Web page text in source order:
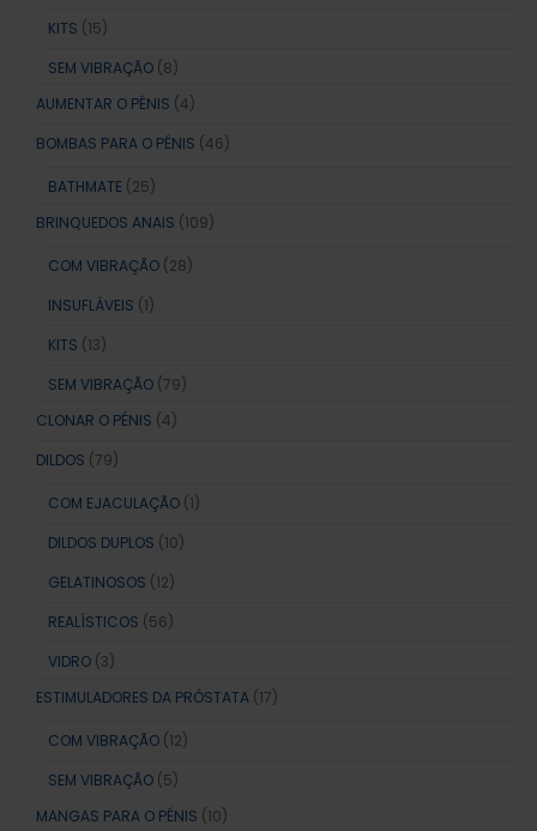
KITS (15)
SEM VIBRAÇÃO (8)
AUMENTAR O PÉNIS (4)
BOMBAS PARA O PÉNIS (46)
BATHMATE (25)
BRINQUEDOS ANAIS (109)
COM VIBRAÇÃO (28)
INSUFLÁVEIS (1)
KITS (13)
SEM VIBRAÇÃO (79)
CLONAR O PÉNIS (4)
DILDOS (79)
COM EJACULAÇÃO (1)
DILDOS DUPLOS (10)
GELATINOSOS (12)
REALÍSTICOS (56)
VIDRO (3)
ESTIMULADORES DA PRÓSTATA (17)
COM VIBRAÇÃO (12)
SEM VIBRAÇÃO (5)
MANGAS PARA O PÉNIS (10)